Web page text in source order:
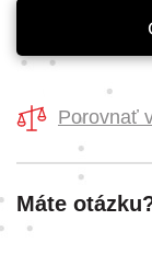
Porovnať
Máte